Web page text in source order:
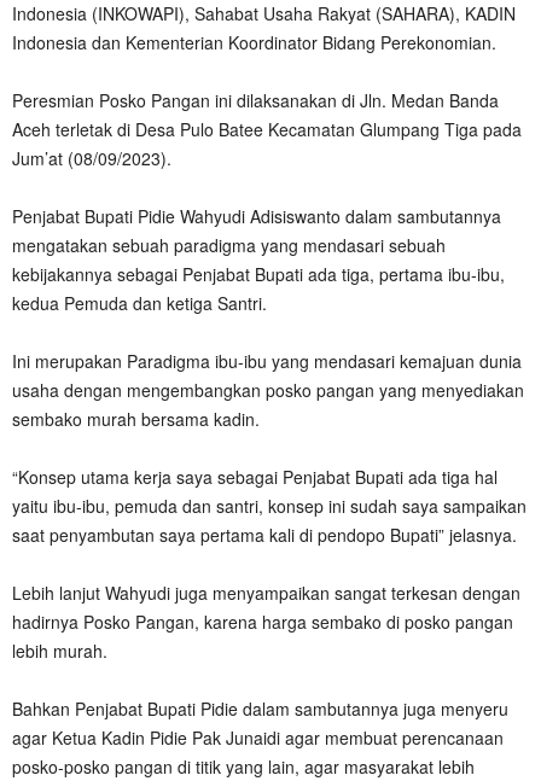
Indonesia (INKOWAPI), Sahabat Usaha Rakyat (SAHARA), KADIN
Indonesia dan Kementerian Koordinator Bidang Perekonomian.
Peresmian Posko Pangan ini dilaksanakan di Jln. Medan Banda
Aceh terletak di Desa Pulo Batee Kecamatan Glumpang Tiga pada
Jum’at (08/09/2023).
Penjabat Bupati Pidie Wahyudi Adisiswanto dalam sambutannya
mengatakan sebuah paradigma yang mendasari sebuah
kebijakannya sebagai Penjabat Bupati ada tiga, pertama ibu-ibu,
kedua Pemuda dan ketiga Santri.
Ini merupakan Paradigma ibu-ibu yang mendasari kemajuan dunia
usaha dengan mengembangkan posko pangan yang menyediakan
sembako murah bersama kadin.
“Konsep utama kerja saya sebagai Penjabat Bupati ada tiga hal
yaitu ibu-ibu, pemuda dan santri, konsep ini sudah saya sampaikan
saat penyambutan saya pertama kali di pendopo Bupati” jelasnya.
Lebih lanjut Wahyudi juga menyampaikan sangat terkesan dengan
hadirnya Posko Pangan, karena harga sembako di posko pangan
lebih murah.
Bahkan Penjabat Bupati Pidie dalam sambutannya juga menyeru
agar Ketua Kadin Pidie Pak Junaidi agar membuat perencanaan
posko-posko pangan di titik yang lain, agar masyarakat lebih